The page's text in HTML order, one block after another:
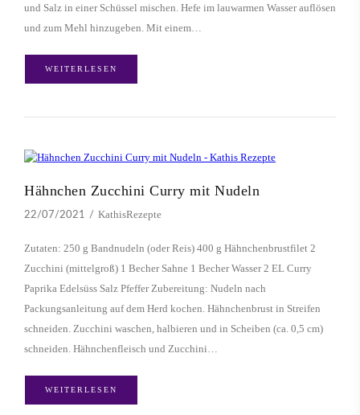
und Salz in einer Schüssel mischen. Hefe im lauwarmen Wasser auflösen
und zum Mehl hinzugeben. Mit einem…
WEITERLESEN
Hähnchen Zucchini Curry mit Nudeln
22/07/2021 KathisRezepte
Zutaten: 250 g Bandnudeln (oder Reis) 400 g Hähnchenbrustfilet 2
Zucchini (mittelgroß) 1 Becher Sahne 1 Becher Wasser 2 EL Curry
Paprika Edelsüss Salz Pfeffer Zubereitung: Nudeln nach
Packungsanleitung auf dem Herd kochen. Hähnchenbrust in Streifen
schneiden. Zucchini waschen, halbieren und in Scheiben (ca. 0,5 cm)
schneiden. Hähnchenfleisch und Zucchini…
WEITERLESEN